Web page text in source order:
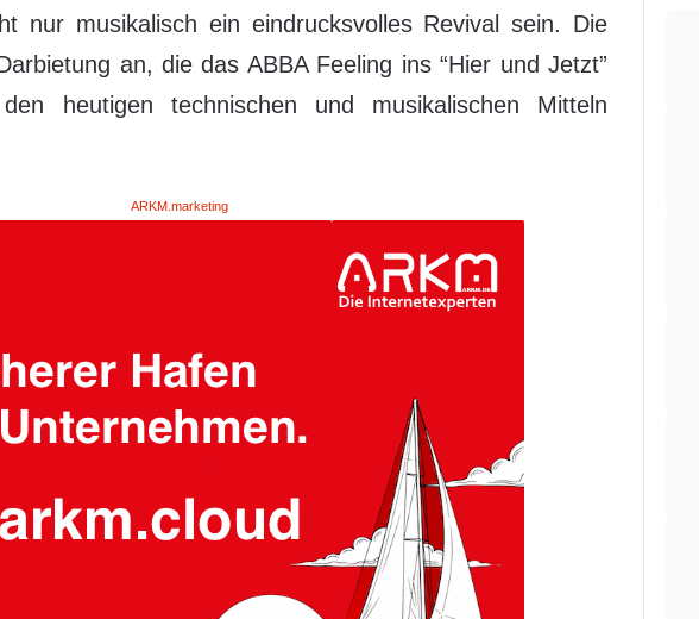
nur musikalisch ein eindrucksvolles Revival sein. Die
an, die das ABBA Feeling ins “Hier und Jetzt”
heutigen technischen und musikalischen Mitteln
ARKM.marketing